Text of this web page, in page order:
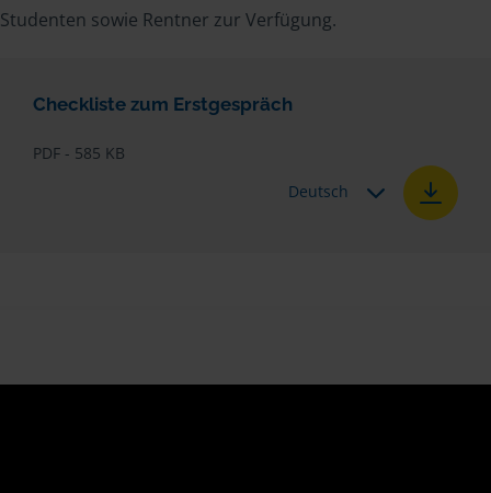
Studenten sowie Rentner zur Verfügung.
Checkliste zum Erstgespräch
PDF - 585 KB
Deutsch